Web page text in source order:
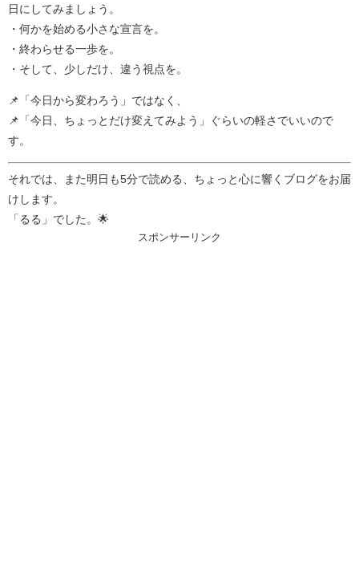
日にしてみましょう。
・何かを始める小さな宣言を。
・終わらせる一歩を。
・そして、少しだけ、違う視点を。
📌「今日から変わろう」ではなく、
📌「今日、ちょっとだけ変えてみよう」ぐらいの軽さでいいので
す。
それでは、また明日も5分で読める、ちょっと心に響くブログをお届
けします。
「るる」でした。🌟
スポンサーリンク